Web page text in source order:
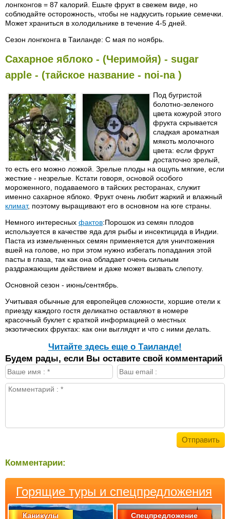
лонгконгов = 87 калорий. Ешьте фрукт в свежем виде, но
соблюдайте осторожность, чтобы не надкусить горькие семечки.
Может храниться в холодильнике в течение 4-5 дней.
Сезон лонгконга в Таиланде: С мая по ноябрь.
Сахарное яблоко - (Черимойя) - sugar
apple - (тайское название - noi-na )
Под бугристой
болотно-зеленого
цвета кожурой этого
фрукта скрывается
сладкая ароматная
мякоть молочного
цвета: если фрукт
достаточно зрелый,
то есть его можно ложкой. Зрелые плоды на ощупь мягкие, если
жесткие - незрелые. Кстати говоря, основой особого
мороженного, подаваемого в тайских ресторанах, служит
именно сахарное яблоко. Фрукт очень любит жаркий и влажный
климат, поэтому выращивают его в основном на юге страны.
Немного интересных фактов:Порошок из семян плодов
используется в качестве яда для рыбы и инсектицида в Индии.
Паста из измельченных семян применяется для уничтожения
вшей на голове, но при этом нужно избегать попадания этой
пасты в глаза, так как она обладает очень сильным
раздражающим действием и даже может вызвать слепоту.
Oсновной сезон - июнь/сентябрь.
Учитывая обычные для европейцев сложности, хоршие отели к
приезду каждого гостя деликатно оставляют в номере
красочный буклет с краткой информацией о местных
экзотических фруктах: как они выглядят и что с ними делать.
Читайте здесь еще о Таиланде!
Будем рады, если Вы оставите свой комментарий
Комментарии:
Горящие туры и спецпредложения
Каникулы Спецпредложение